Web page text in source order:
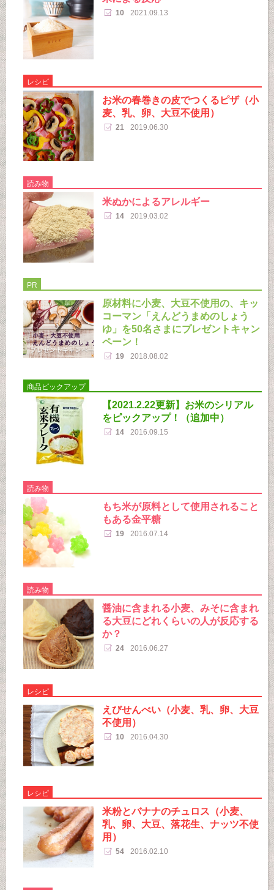
10 2021.09.13
レシピ
お米の春巻きの皮でつくるピザ（小
麦、乳、卵、大豆不使用）
21 2019.06.30
読み物
米ぬかによるアレルギー
14 2019.03.02
PR
原材料に小麦、大豆不使用の、キッ
コーマン「えんどうまめのしょう
ゆ」を50名さまにプレゼントキャン
ペーン！
19 2018.08.02
商品ピックアップ
【2021.2.22更新】お米のシリアル
をピックアップ！（追加中）
14 2016.09.15
読み物
もち米が原料として使用されること
もある金平糖
19 2016.07.14
読み物
醤油に含まれる小麦、みそに含まれ
る大豆にどれくらいの人が反応する
か？
24 2016.06.27
レシピ
えびせんべい（小麦、乳、卵、大豆
不使用）
10 2016.04.30
レシピ
米粉とバナナのチュロス（小麦、
乳、卵、大豆、落花生、ナッツ不使
用）
54 2016.02.10